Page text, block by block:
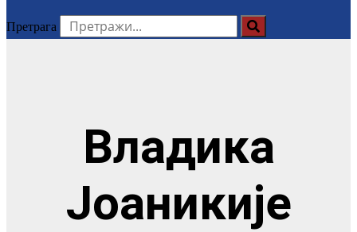
Претрага
Владика
Јоаникије